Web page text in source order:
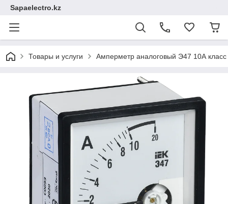
Sapaelectro.kz
Товары и услуги Амперметр аналоговый Э47 10А